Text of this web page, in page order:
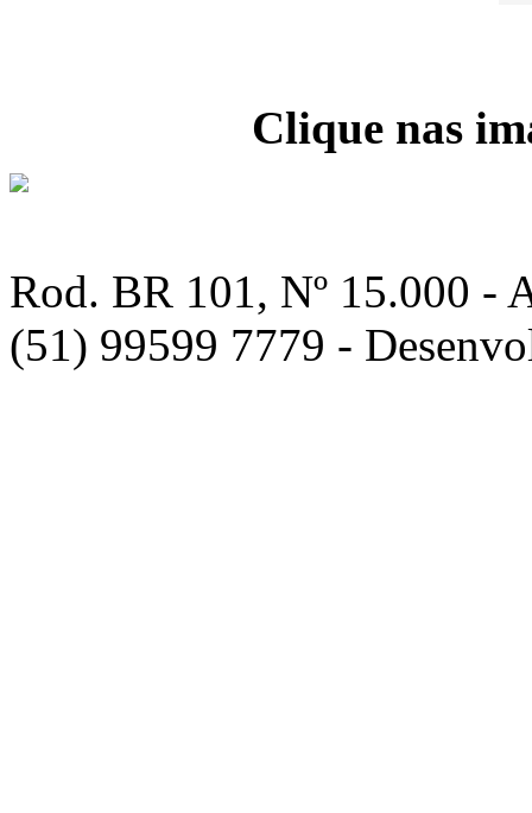
Clique nas
Rod. BR 101, Nº 15.000 -
(51) 99599 7779 -